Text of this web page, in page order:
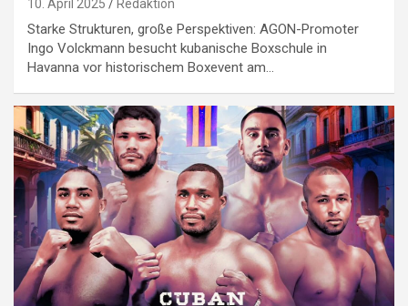
10. April 2025 Redaktion
Starke Strukturen, große Perspektiven: AGON-Promoter
Ingo Volckmann besucht kubanische Boxschule in
Havanna vor historischem Boxevent am…